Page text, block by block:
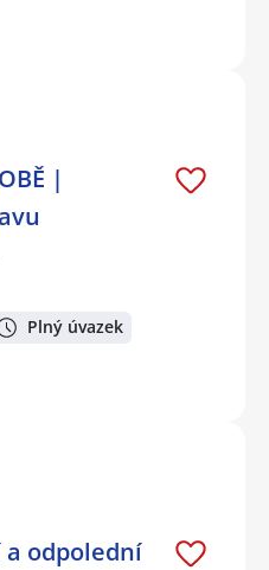
|
Plný úvazek
odpolední